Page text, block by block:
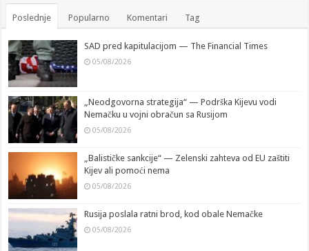
Poslednje Popularno Komentari Tag
SAD pred kapitulacijom — The Financial Times
05/08/2026
„Neodgovorna strategija“ — Podrška Kijevu vodi
Nemačku u vojni obračun sa Rusijom
05/08/2026
„Balističke sankcije“ — Zelenski zahteva od EU zaštiti
Kijev ali pomoći nema
05/08/2026
Rusija poslala ratni brod, kod obale Nemačke
05/08/2026